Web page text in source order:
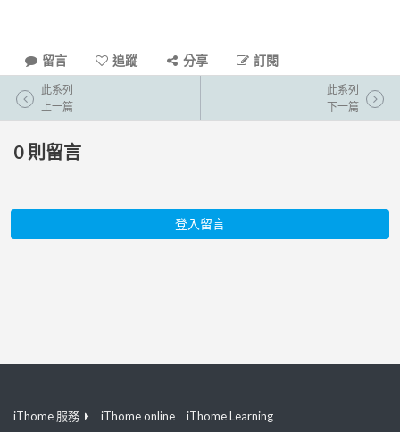
留言 追蹤 分享 訂閱
此系列
上一篇
此系列
下一篇
0 則留言
登入留言
iThome 服務 iThome online iThome Learning